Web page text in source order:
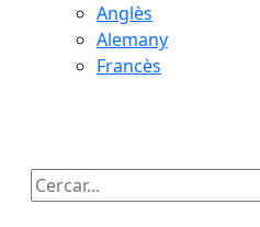
Anglès
Alemany
Francès
Cercar: